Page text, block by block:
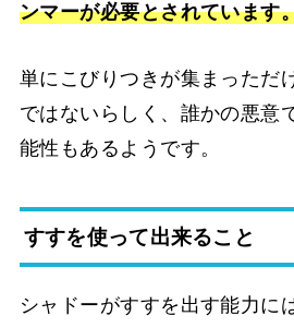
ンマーが必要とされています
単にこびりつきが集まっただ
ではないらしく、誰かの悪意
能性もあるようです。
すすを使って出来ること
シャドーがすすを出す能力に